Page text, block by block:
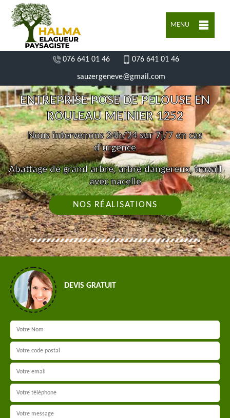
MENU
076 641 01 46 076 641 01 46
sauzergeneve@gmail.com
ENTREPRISE POSE DE PELOUSE EN
ROULEAU MEINIER 1252
Nous intervenons 24h/24 sur 7j/7 en cas
d'urgence
Abattage de grand arbre, arbre dangereux, travail
avec nacelle
NOS RÉALISATIONS
DEVIS GRATUIT